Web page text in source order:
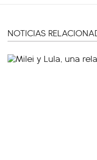
NOTICIAS